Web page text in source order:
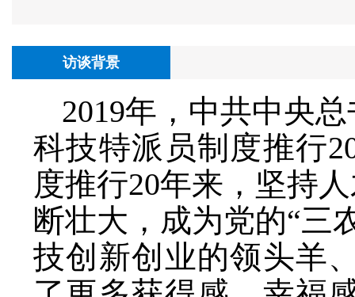
访谈背景
2019年，中共中央
科技特派员制度推行
度推行20年来，坚持
断壮大，成为党的“三
技创新创业的领头羊